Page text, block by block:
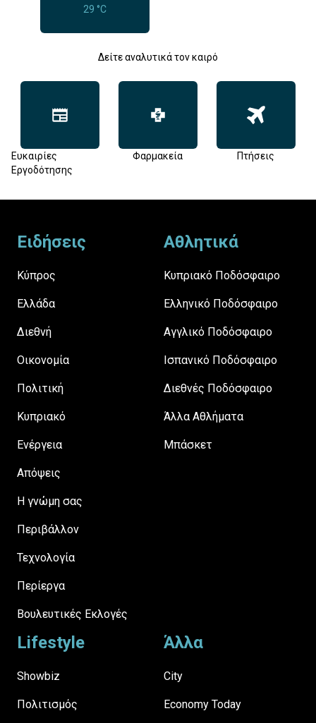
29 °C
Δείτε αναλυτικά τον καιρό
Ευκαιρίες
Εργοδότησης
Φαρμακεία Πτήσεις
Ειδήσεις
Κύπρος
Ελλάδα
Διεθνή
Οικονομία
Πολιτική
Κυπριακό
Ενέργεια
Απόψεις
H γνώμη σας
Περιβάλλον
Τεχνολογία
Περίεργα
Βουλευτικές Εκλογές
Αθλητικά
Κυπριακό Ποδόσφαιρο
Ελληνικό Ποδόσφαιρο
Αγγλικό Ποδόσφαιρο
Ισπανικό Ποδόσφαιρο
Διεθνές Ποδόσφαιρο
Άλλα Αθλήματα
Μπάσκετ
Lifestyle
Showbiz
Πολιτισμός
Άλλα
City
Economy Today